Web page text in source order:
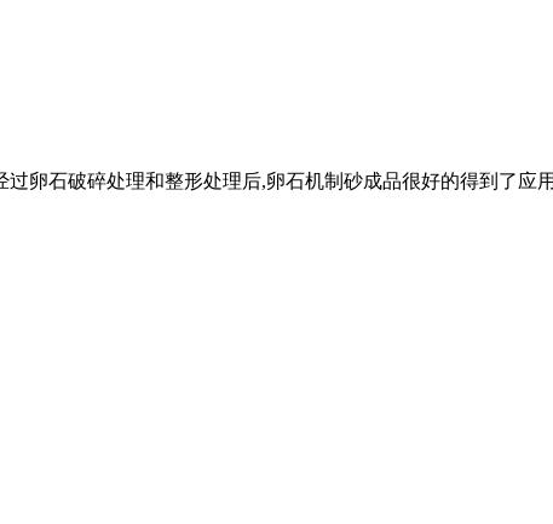
卵石破碎处理和整形处理后,卵石机制砂成品很好的得到了应